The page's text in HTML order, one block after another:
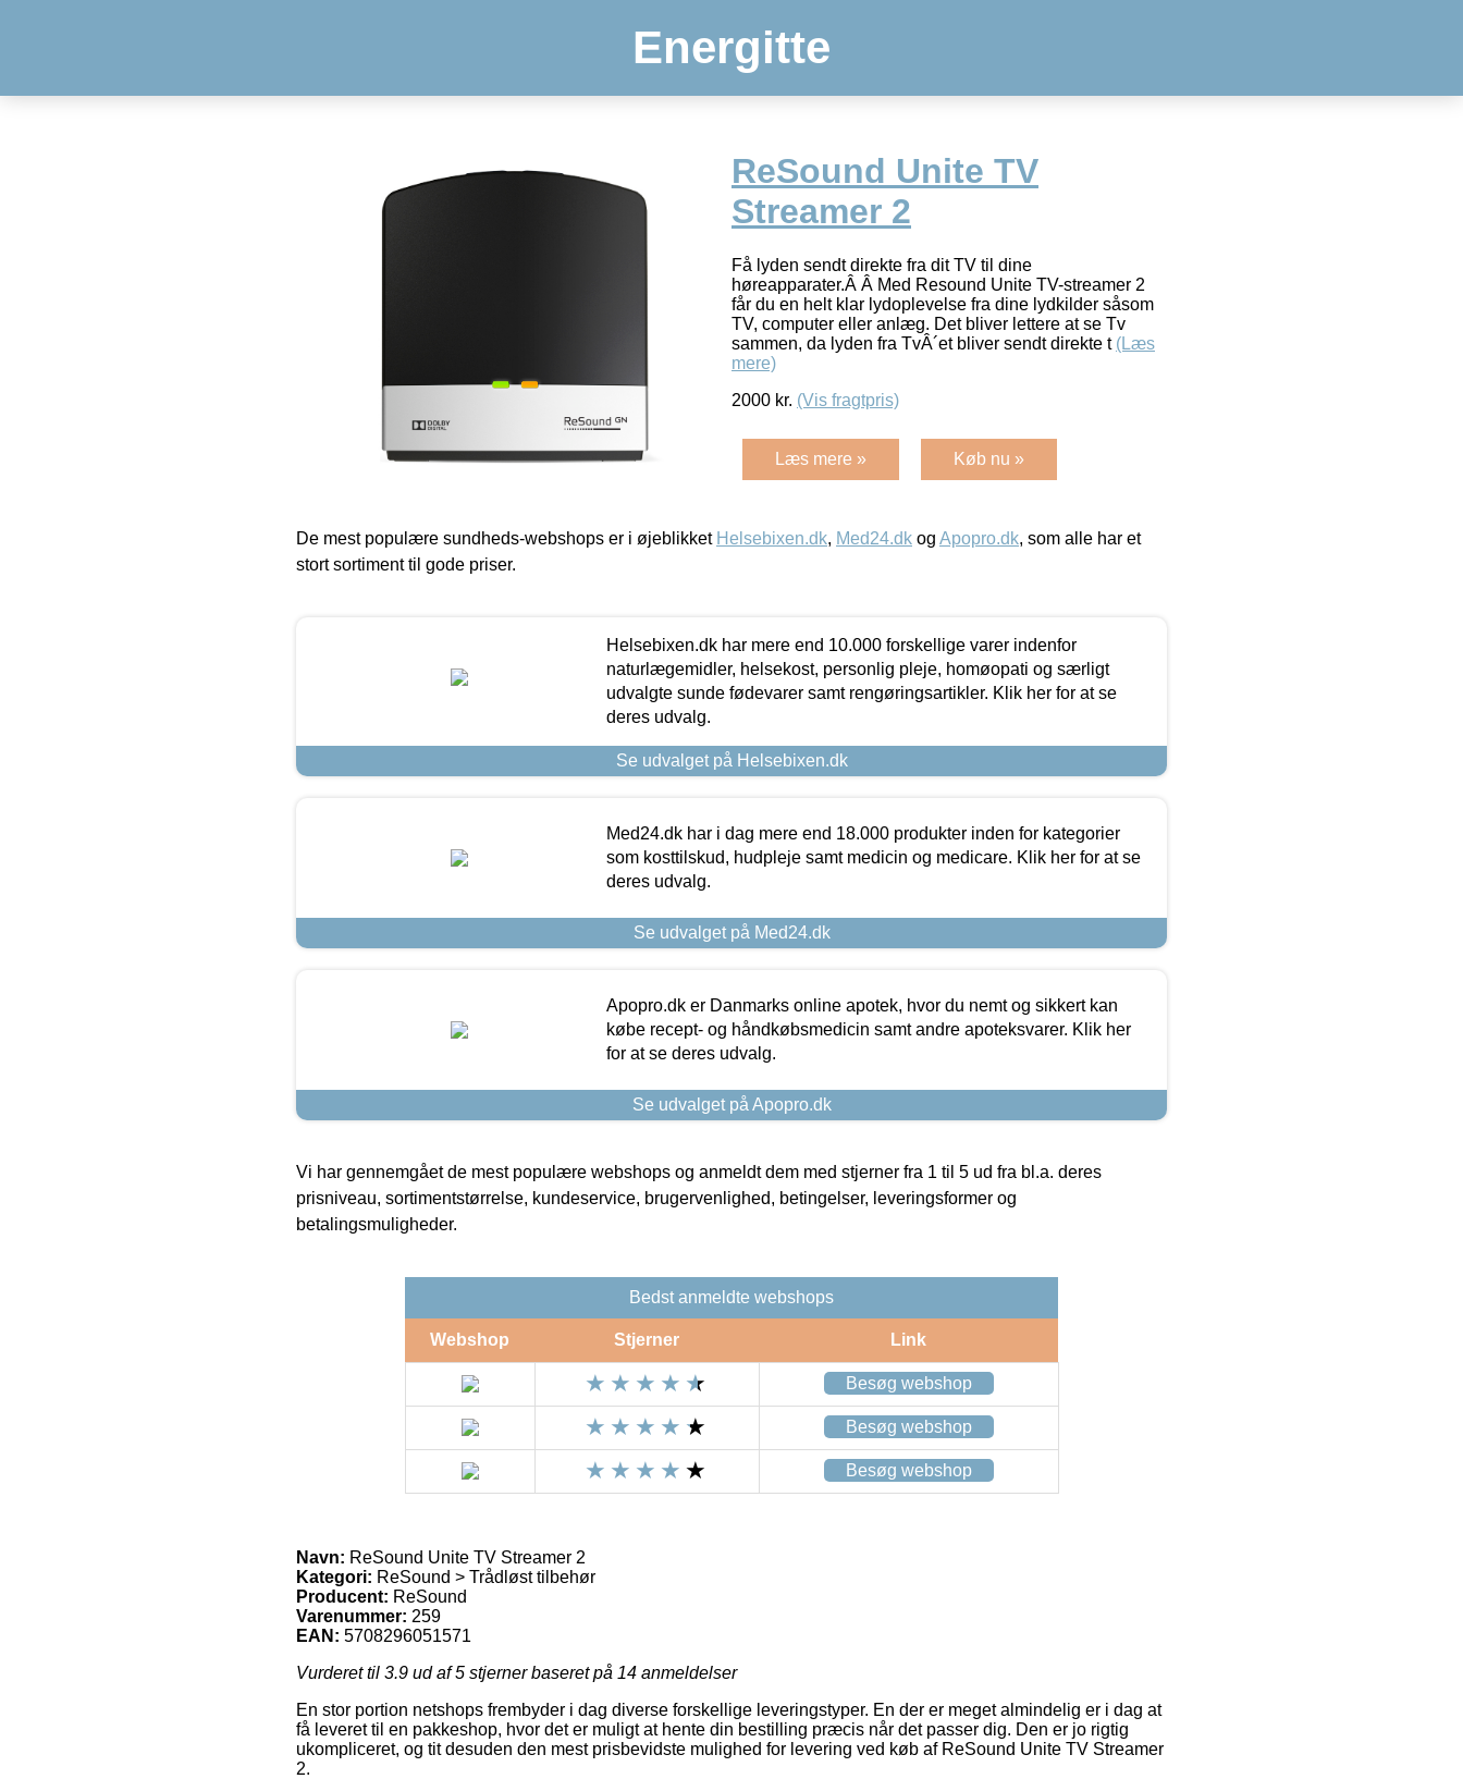
Energitte
ReSound Unite TV
Streamer 2
Få lyden sendt direkte fra dit TV til dine
høreapparater.Â Â Med Resound Unite TV-streamer 2
får du en helt klar lydoplevelse fra dine lydkilder såsom
TV, computer eller anlæg. Det bliver lettere at se Tv
sammen, da lyden fra TvÂ´et bliver sendt direkte t (Læs
mere)
2000 kr. (Vis fragtpris)
Læs mere » Køb nu »
De mest populære sundheds-webshops er i øjeblikket Helsebixen.dk, Med24.dk og Apopro.dk, som alle har et
stort sortiment til gode priser.
Helsebixen.dk har mere end 10.000 forskellige varer indenfor
naturlægemidler, helsekost, personlig pleje, homøopati og særligt
udvalgte sunde fødevarer samt rengøringsartikler. Klik her for at se
deres udvalg.
Se udvalget på Helsebixen.dk
Med24.dk har i dag mere end 18.000 produkter inden for kategorier
som kosttilskud, hudpleje samt medicin og medicare. Klik her for at se
deres udvalg.
Se udvalget på Med24.dk
Apopro.dk er Danmarks online apotek, hvor du nemt og sikkert kan
købe recept- og håndkøbsmedicin samt andre apoteksvarer. Klik her
for at se deres udvalg.
Se udvalget på Apopro.dk
Vi har gennemgået de mest populære webshops og anmeldt dem med stjerner fra 1 til 5 ud fra bl.a. deres
prisniveau, sortimentstørrelse, kundeservice, brugervenlighed, betingelser, leveringsformer og
betalingsmuligheder.
Bedst anmeldte webshops
Webshop Stjerner Link
Besøg webshop
Besøg webshop
Besøg webshop
Navn: ReSound Unite TV Streamer 2
Kategori: ReSound > Trådløst tilbehør
Producent: ReSound
Varenummer: 259
EAN: 5708296051571
Vurderet til 3.9 ud af 5 stjerner baseret på 14 anmeldelser
En stor portion netshops frembyder i dag diverse forskellige leveringstyper. En der er meget almindelig er i dag at
få leveret til en pakkeshop, hvor det er muligt at hente din bestilling præcis når det passer dig. Den er jo rigtig
ukompliceret, og tit desuden den mest prisbevidste mulighed for levering ved køb af ReSound Unite TV Streamer
2.